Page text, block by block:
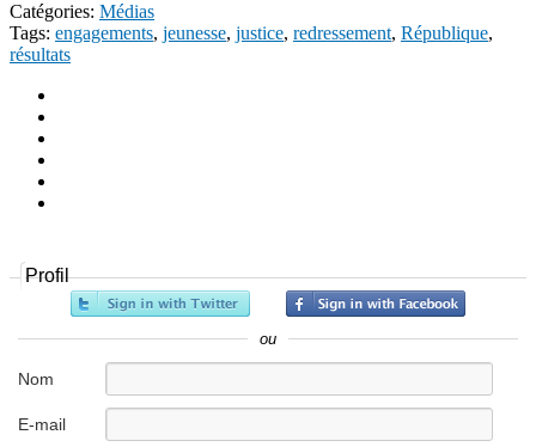
Catégories: Médias
Tags: engagements, jeunesse, justice, redressement, République,
résultats
Profil
ou
Nom
E-mail